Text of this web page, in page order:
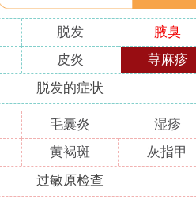
脱发
腋臭
皮炎 荨麻疹
脱发的症状
毛囊炎
湿疹
黄褐斑 灰指甲
过敏原检查